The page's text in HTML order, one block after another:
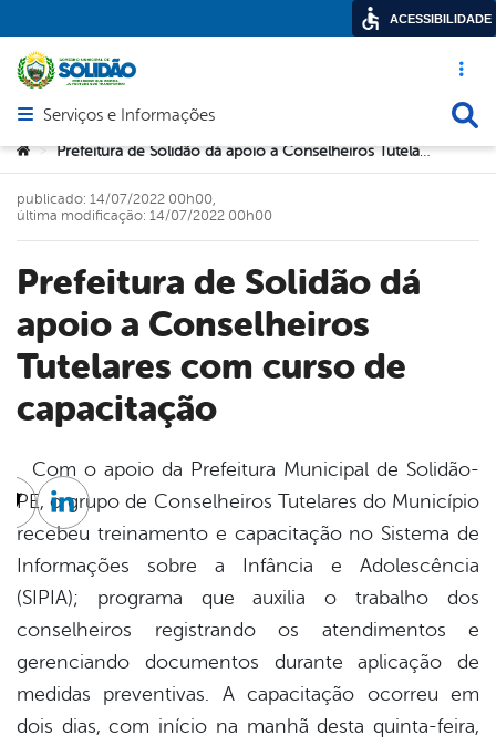
Acesso
Abrir menu principal de navegação
Serviços e Informações
Você está aqui:
> Prefeitura de Solidão dá apoio a Conselheiros Tutelares com curso de capacitação
Prefeitura de Solidão dá
apoio a Conselheiros
Tutelares com curso de
capacitação
publicado: 14/07/2022 00h00,
última modificação: 14/07/2022 00h00
Com o apoio da Prefeitura Municipal de Solidão-
PE, o grupo de Conselheiros Tutelares do Município
recebeu treinamento e capacitação no Sistema de
Informações sobre a Infância e Adolescência
(SIPIA); programa que auxilia o trabalho dos
conselheiros registrando os atendimentos e
gerenciando documentos durante aplicação de
medidas preventivas. A capacitação ocorreu em
dois dias, com início na manhã desta quinta-feira,
Twitter
Linkedin
ACESSIBILIDADE